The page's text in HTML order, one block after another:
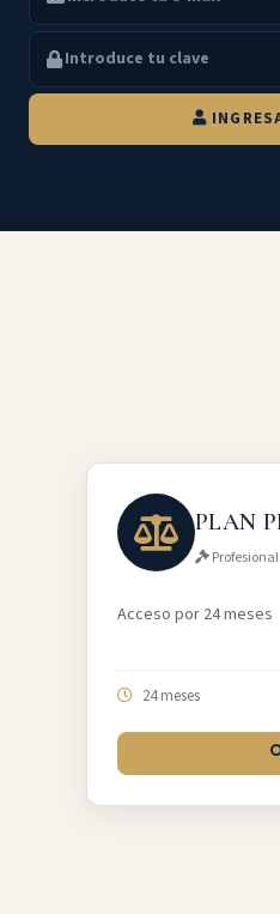
PLAN
Profesional
Acceso por 24 meses
24 meses